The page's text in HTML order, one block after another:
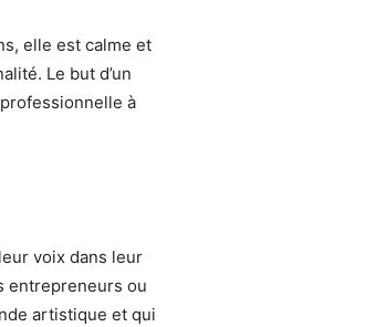
elle est calme et
Le but d’un
à
voix dans leur
entrepreneurs ou
artistique et qui